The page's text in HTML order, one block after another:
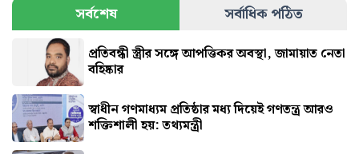
সর্বশেষ সর্বাধিক পঠিত
প্রতিবন্ধী স্ত্রীর সঙ্গে আপত্তিকর অবস্থা, জামায়াত নেতা
বহিষ্কার
স্বাধীন গণমাধ্যম প্রতিষ্ঠার মধ্য দিয়েই গণতন্ত্র আরও
শক্তিশালী হয়: তথ্যমন্ত্রী